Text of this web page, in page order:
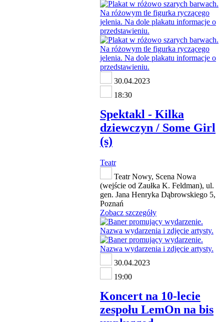
30.04.2023
18:30
Spektakl - Kilka
dziewczyn / Some Girl
(s)
Teatr
Teatr Nowy, Scena Nowa
(wejście od Zaułka K. Feldman), ul.
gen. Jana Henryka Dąbrowskiego 5,
Poznań
Zobacz szczegóły
30.04.2023
19:00
Koncert na 10-lecie
zespołu LemOn na bis